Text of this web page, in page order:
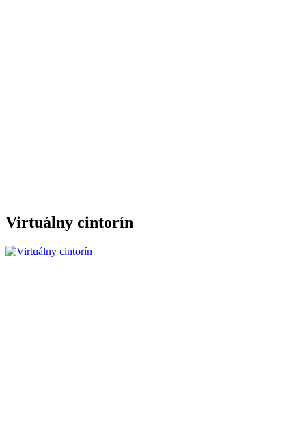
Virtuálny cintorín